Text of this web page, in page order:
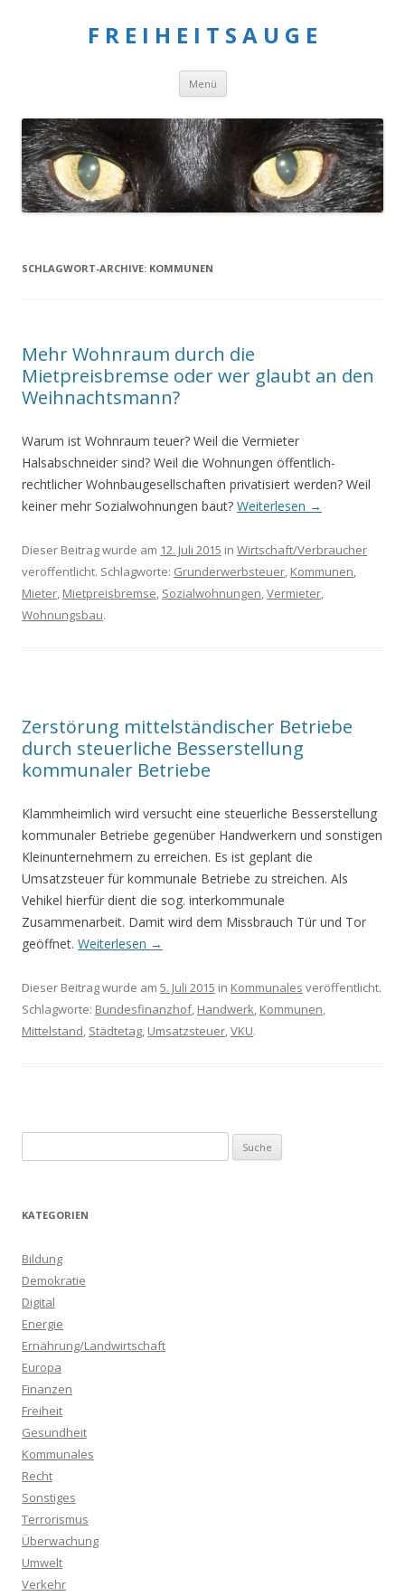
F R E I H E I T S A U G E
Menü Springe
Inhalt
SCHLAGWORT-ARCHIVE: KOMMUNEN
Mehr Wohnraum durch die
Mietpreisbremse oder wer glaubt an den
Weihnachtsmann?
Warum ist Wohnraum teuer? Weil die Vermieter
Halsabschneider sind? Weil die Wohnungen öffentlich-
rechtlicher Wohnbaugesellschaften privatisiert werden? Weil
keiner mehr Sozialwohnungen baut? Weiterlesen →
Dieser Beitrag wurde am 12. Juli 2015 in Wirtschaft/Verbraucher
veröffentlicht. Schlagworte: Grunderwerbsteuer, Kommunen,
Mieter, Mietpreisbremse, Sozialwohnungen,Vermieter,
Wohnungsbau.
Zerstörung mittelständischer Betriebe
durch steuerliche Besserstellung
kommunaler Betriebe
Klammheimlich wird versucht eine steuerliche Besserstellung
kommunaler Betriebe gegenüber Handwerkern und sonstigen
Kleinunternehmern zu erreichen. Es ist geplant die
Umsatzsteuer für kommunale Betriebe zu streichen. Als
Vehikel hierfür dient die sog. interkommunale
Zusammenarbeit. Damit wird dem Missbrauch Tür und Tor
geöffnet. Weiterlesen →
Dieser Beitrag wurde am 5. Juli 2015 in Kommunales veröffentlicht.
Schlagworte: Bundesfinanzhof, Handwerk, Kommunen,
Mittelstand, Städtetag, Umsatzsteuer,VKU.
u
h
n
a
c
h
:
KATEGORIEN
Bildung
Demokratie
Digital
Energie
Ernährung/Landwirtschaft
Europa
Finanzen
Freiheit
Gesundheit
Kommunales
Recht
Sonstiges
Terrorismus
Überwachung
Umwelt
Verkehr